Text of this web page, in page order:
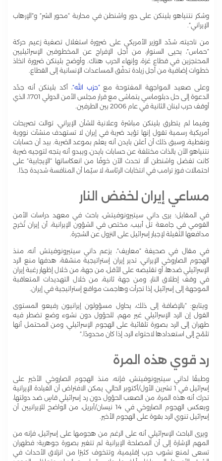
وشكر نتنياهو بلينكن على دور واشنطن في محاربة “محور الشر” و”الإرهاب
الإيراني”.
من ناحيته، شدّد الوزير الأمريكي على ضرورة استغلال تصفية زعيم حركة
“حماس”، يحيى السنوار، من أجل الإفراج عن المخطوفين الإسرائيليين
المحتجزين في قطاع غزة، وإنهاء الحرب هناك. وأوضح بلينكن ضرورة اتخاذ
خطوات إضافية من أجل زيادة تدفّق المساعدات الإنسانية إلى القطاع.
وعلى صعيد المواجهة المفتوحة مع“حزب الله”، أكد بلينكن أنه جدّد
الدعوة إلى حل دبلوماسي يتماشى مع قرار مجلس الأمن الدولي 1701، الذي
أوقف حرب لبنان الثانية في عام 2006 بين الطرفين.
وفيما لم يتطرق بلينكن مباشرة وعلانية للشأن الإيراني، توالت تصريحات
أمريكية رسمية تقول إنها تؤيد ضربة في إيران لا تستهدف منشآت نووية
ونفطية، وسبق ذلك أن أعلن بايدن أنه يعلم بموعد الضربة. بيد أن حسابات
نتنياهو الآن بالذات مختلفة عن حسابات بايدن، ويبدو أنه يتجه لتوجيه ضربة
كانت تفضل واشنطن ألا تحدث الآن خوفًا من انعكاساتها “الإيجابية” على
احتمالات فوز ترامب في انتخابات الرئاسة، لا سيّما أن المنافسة شديدة جدًا.
مساعي إيران لخفض النار
في المقابل؛ يرى داني سيتيرونوفيتش، باحث في معهد دراسات الأمن
القومي في جامعة تل أبيب، مختص في الشؤون الإيرانية، أن إيران تُخرج
مدافعها الثقيلة لإجبار إسرائيل على النزول عن الشجرة.
في مقال في صحيفة “معاريف”، يزعم داني سيتيرونوفيتش أنه، منذ
الهجوم الصاروخي الإيراني، تدير إيران إستراتيجية منسّقة، هدفها منع الرد
الإسرائيلي ضدها، أو تقليصه على الأقل، من جهة، من خلال إظهار رغبة إيران
في وقف إطلاق النار، ومن جهة ثانية، من خلال التهديدات المتعاقبة
الموجهة إلى إسرائيل، إذا تجرأت وهاجمت مواقع إستراتيجية في إيران.
ويتابع: “بالإضافة إلى ذلك، يحاول مسؤولون إيرانيون رفيعو المستوى
القول إن الرد الإسرائيلي غير مهم، للحؤول دون نشوء وضع تضطر فيه
طهران إلى الرد بصورة تلقائية على الهجوم الإسرائيلي، ومن المحتمل أنها
تلمّح إلى استعدادها لاحتواء الرد، إذا كان محدودًا.”
رد قوي هذه المرة
وطبقًا لداني سيتيرونوفيتش، فإنه، منذ الهجوم الصاروخي الأخير على
إسرائيل في 1 تشرين الأول/أكتوبر الحالي، يمكن الافتراض أن القيادة الإيرانية
تدرك أنه هذه المرة، من الصعب الحؤول دون رد إسرائيلي قاسٍ ضد دولتها،
وبعكس الهجوم الصاروخي في 14 نيسان/أبريل، من الواضح للإيرانيين أن
إسرائيل تنوي الرد بقوة على الهجوم الأخير.
ويرى الباحث الإسرائيلي أنه على الرغم من هجومها على إسرائيل، فإنه من
المهم الإشارة إلى أن المصلحة الإيرانية لم تتغير بصورة جوهرية؛ فطهران
تسعى لمنع نشوب حرب إقليمية، وتتخوف كثيرًا من انزلاق الأحداث في